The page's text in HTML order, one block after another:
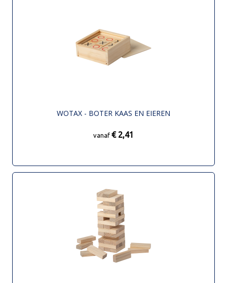
WOTAX - BOTER KAAS EN EIEREN
vanaf € 2,41